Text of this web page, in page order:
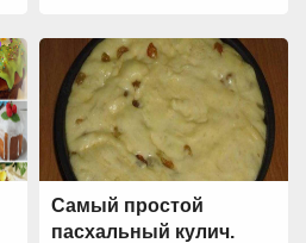
Самый простой
пасхальный кулич.